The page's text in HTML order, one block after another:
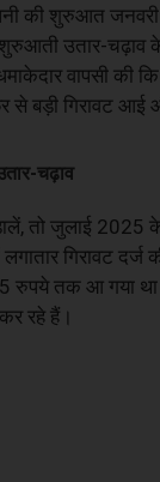
की शुरुआत
उतार-
वापसी
से बड़ी गिरावट
चढ़ाव
तो जुलाई 2025
गिरावट
तक आ गया था।
रहे हैं।